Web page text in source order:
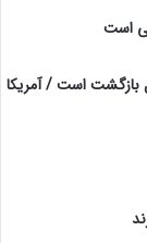
بازگشت است / آمریکا